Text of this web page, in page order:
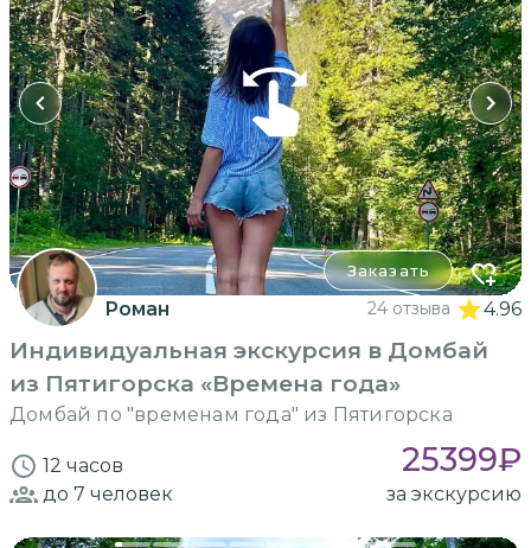
Заказать
Роман 24 отзыва 4.96
Индивидуальная экскурсия в Домбай
из Пятигорска «Времена года»
Домбай по "временам года" из Пятигорска
12 часов 25399₽
до 7 человек за экскурсию